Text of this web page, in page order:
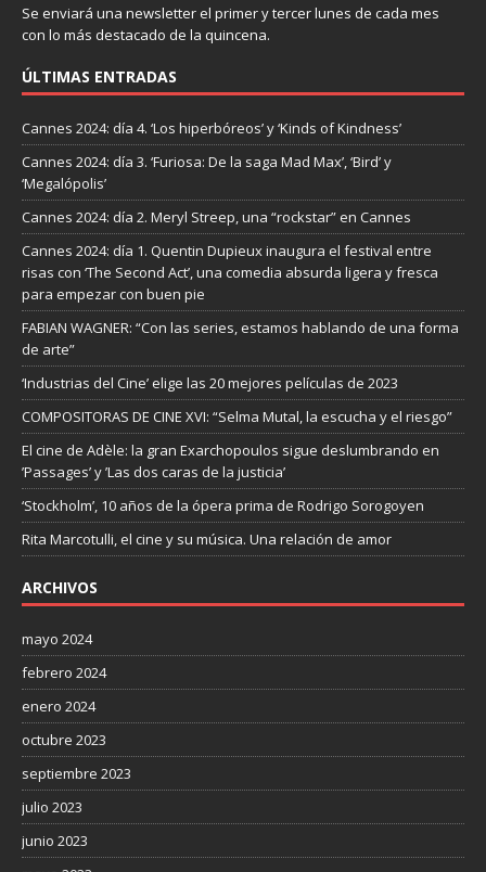
Se enviará una newsletter el primer y tercer lunes de cada mes
con lo más destacado de la quincena.
ÚLTIMAS ENTRADAS
Cannes 2024: día 4. ‘Los hiperbóreos’ y ‘Kinds of Kindness’
Cannes 2024: día 3. ‘Furiosa: De la saga Mad Max’, ‘Bird’ y
‘Megalópolis’
Cannes 2024: día 2. Meryl Streep, una “rockstar” en Cannes
Cannes 2024: día 1. Quentin Dupieux inaugura el festival entre
risas con ‘The Second Act’, una comedia absurda ligera y fresca
para empezar con buen pie
FABIAN WAGNER: “Con las series, estamos hablando de una forma
de arte”
‘Industrias del Cine’ elige las 20 mejores películas de 2023
COMPOSITORAS DE CINE XVI: “Selma Mutal, la escucha y el riesgo”
El cine de Adèle: la gran Exarchopoulos sigue deslumbrando en
’Passages’ y ’Las dos caras de la justicia’
‘Stockholm’, 10 años de la ópera prima de Rodrigo Sorogoyen
Rita Marcotulli, el cine y su música. Una relación de amor
ARCHIVOS
mayo 2024
febrero 2024
enero 2024
octubre 2023
septiembre 2023
julio 2023
junio 2023